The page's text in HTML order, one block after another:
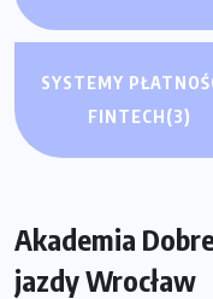
SYSTEMY
FINTECH(3)
Akademia
jazdy Wrocław